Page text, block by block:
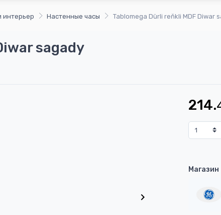
интерьер Настенные часы Tablomega Dürli reňkli MDF Diwar
sagady
214.
Магазин